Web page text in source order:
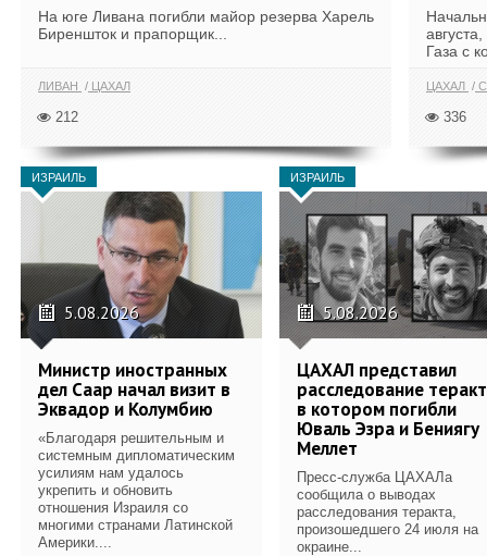
На юге Ливана погибли майор резерва Харель
Биреншток и прапорщик...
ЛИВАН ЦАХАЛ
212
Газа с
ЦАХАЛ
336
ИЗРАИЛЬ
5.08.2026
Министр иностранных
дел Саар начал визит в
Эквадор и Колумбию
«Благодаря решительным и
системным дипломатическим
усилиям нам удалось
укрепить и обновить
отношения Израиля со
многими странами Латинской
Америки....
ИЗРАИЛЬ
5.08.2026
ЦАХАЛ представил
расследование
в котором погибли
Юваль Эзра и Бениягу
Меллет
Пресс-служба ЦАХАЛа
сообщила о выводах
расследования теракта,
произошедшего 24 июля на
окраине...